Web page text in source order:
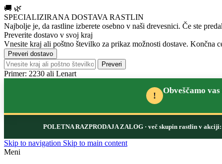
🚚 🌿
SPECIALIZIRANA DOSTAVA RASTLIN
Najbolje je, da rastline izberete osebno v naši drevesnici. Če ste
Preverite dostavo v svoj kraj
Vnesite kraj ali poštno številko za prikaz možnosti dostave. Končna
Preveri dostavo
Preveri
Primer: 2230 ali Lenart
! Obveščamo
POLETNA RAZPRODAJA ZALOG· več skupin rastlin v
Skip to navigation Skip to main content
Meni